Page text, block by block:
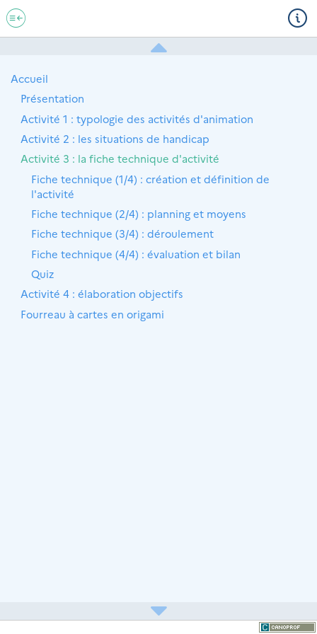
D'ACTIVITÉ
Fiche technique (1/4) : création et définition de
l'activité
Fiche technique (2/4) : planning et moyens
Fiche technique (3/4) : déroulement
Fiche technique (4/4) : évaluation et bilan
Quiz
Accueil
Présentation
Activité 1 : typologie des activités d'animation
Activité 2 : les situations de handicap
Activité 3 : la fiche technique d'activité
Fiche technique (1/4) : création et définition de
l'activité
Fiche technique (2/4) : planning et moyens
Fiche technique (3/4) : déroulement
Fiche technique (4/4) : évaluation et bilan
Quiz
Activité 4 : élaboration objectifs
Fourreau à cartes en origami